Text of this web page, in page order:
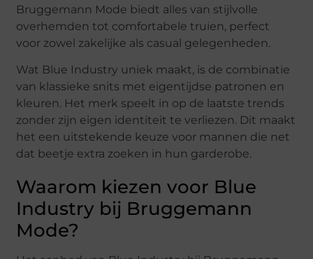
Bruggemann Mode biedt alles van stijlvolle
overhemden tot comfortabele truien, perfect
voor zowel zakelijke als casual gelegenheden.
Wat Blue Industry uniek maakt, is de combinatie
van klassieke snits met eigentijdse patronen en
kleuren. Het merk speelt in op de laatste trends
zonder zijn eigen identiteit te verliezen. Dit maakt
het een uitstekende keuze voor mannen die net
dat beetje extra zoeken in hun garderobe.
Waarom kiezen voor Blue
Industry bij Bruggemann
Mode?